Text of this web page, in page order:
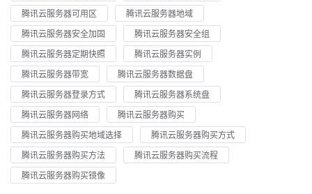
腾讯云服务器可用区
腾讯云服务器地域
腾讯云服务器安全加固
腾讯云服务器安全组
腾讯云服务器定期快照
腾讯云服务器实例
腾讯云服务器带宽
腾讯云服务器数据盘
腾讯云服务器登录方式
腾讯云服务器系统盘
腾讯云服务器网络
腾讯云服务器购买
腾讯云服务器购买地域选择
腾讯云服务器购买方式
腾讯云服务器购买方法
腾讯云服务器购买流程
腾讯云服务器购买镜像